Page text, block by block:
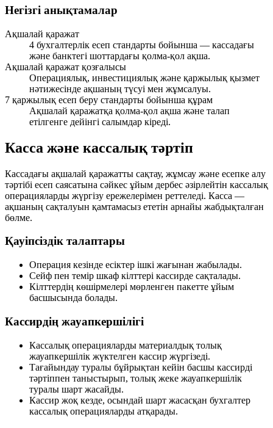
Негізгі анықтамалар
Ақшалай қаражат
4 бухгалтерлік есеп стандарты бойынша — кассадағы
және банктегі шоттардағы қолма-қол ақша.
Ақшалай қаражат қозғалысы
Операциялық, инвестициялық және қаржылық қызмет
нәтижесінде ақшаның түсуі мен жұмсалуы.
7 қаржылық есеп беру стандарты бойынша құрам
Ақшалай қаражатқа қолма-қол ақша және талап
етілгенге дейінгі салымдар кіреді.
Касса және кассалық тәртіп
Кассадағы ақшалай қаражатты сақтау, жұмсау және есепке алу
тәртібі есеп саясатына сәйкес ұйым дербес әзірлейтін кассалық
операцияларды жүргізу ережелерімен реттеледі. Касса —
ақшаның сақталуын қамтамасыз ететін арнайы жабдықталған
бөлме.
Қауіпсіздік талаптары
Операция кезінде есіктер ішкі жағынан жабылады.
Сейф пен темір шкаф кілттері кассирде сақталады.
Кілттердің көшірмелері мөрленген пакетте ұйым
басшысында болады.
Кассирдің жауапкершілігі
Кассалық операцияларды материалдық толық
жауапкершілік жүктелген кассир жүргізеді.
Тағайындау туралы бұйрықтан кейін басшы кассирді
тәртіппен таныстырып, толық жеке жауапкершілік
туралы шарт жасайды.
Кассир жоқ кезде, осындай шарт жасасқан бухгалтер
кассалық операцияларды атқарады.